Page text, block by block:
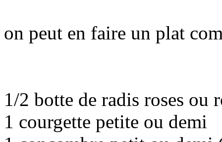
on peut en faire un plat
1/2 botte de radis roses ou
1 courgette petite ou demi